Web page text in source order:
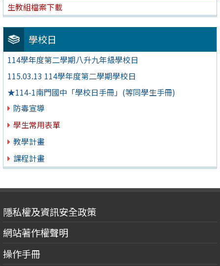
生教組檔案下載
學校日
114學年度第二學期八升九年級學校日
115.03.13 114學年度第二學期學校日
★114-1南門國中「學校日手冊」(等同學生手冊)
防毒宣導
學生常用表單
教學計畫
課程計畫
隱私權及資訊安全政策
網站著作權聲明
操作手冊